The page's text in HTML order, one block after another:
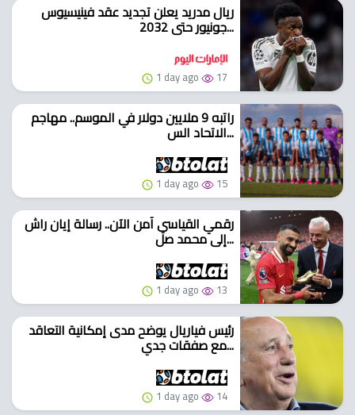
ريال مدريد يعلن تجديد عقد فينيسيوس
جونيور حتى 2032...
1 day ago 17
راتبه 9 ملايين دولار في الموسم.. مهاجم
الاتحاد الس...
1 day ago 15
رقمي القياسي آمن الآن.. رسالة إيان راش
إلى محمد صل...
1 day ago 13
رئيس فياريال يوضح مدى إمكانية التعاقد
مع صفقات جدي...
1 day ago 14